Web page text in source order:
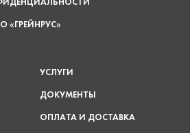
«ГРЕЙНРУС»
УСЛУГИ
ДОКУМЕНТЫ
ОПЛАТА И ДОСТАВКА